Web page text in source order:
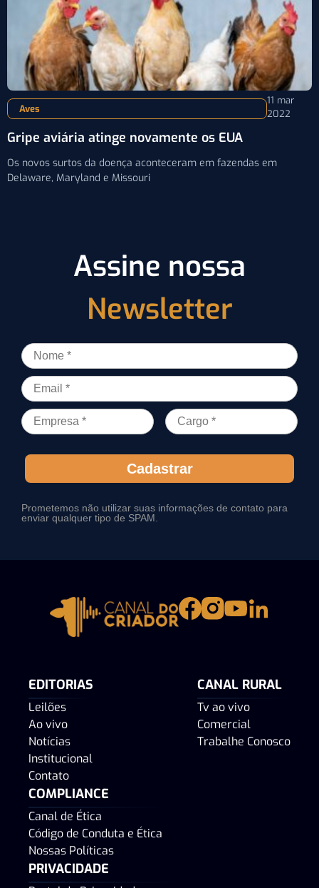
Aves
11 mar
2022
Gripe aviária atinge novamente os EUA
Os novos surtos da doença aconteceram em fazendas em
Delaware, Maryland e Missouri
Assine nossa
Newsletter
Cadastrar
Prometemos não utilizar suas informações de contato para
enviar qualquer tipo de SPAM.
EDITORIAS
Leilões
Ao vivo
Notícias
Institucional
Contato
CANAL RURAL
Tv ao vivo
Comercial
Trabalhe Conosco
COMPLIANCE
Canal de Ética
Código de Conduta e Ética
Nossas Políticas
PRIVACIDADE